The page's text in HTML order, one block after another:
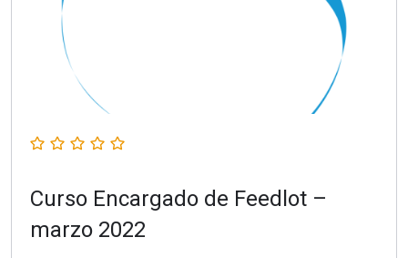
Curso Encargado de Feedlot –
marzo 2022